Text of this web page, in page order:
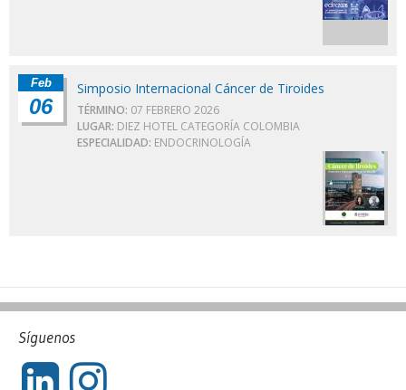
Feb
06
Simposio Internacional Cáncer de Tiroides
TÉRMINO: 07 FEBRERO 2026
LUGAR: DIEZ HOTEL CATEGORÍA COLOMBIA
ESPECIALIDAD: ENDOCRINOLOGÍA
Síguenos